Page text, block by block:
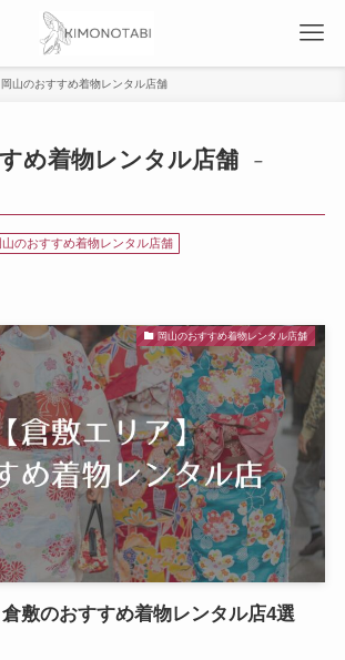
岡山のおすすめ着物レンタル店舗
め着物レンタル店舗
–
山のおすすめ着物レンタル店舗
岡山のおすすめ着物レンタル店舗
倉敷のおすすめ着物レンタル店4選